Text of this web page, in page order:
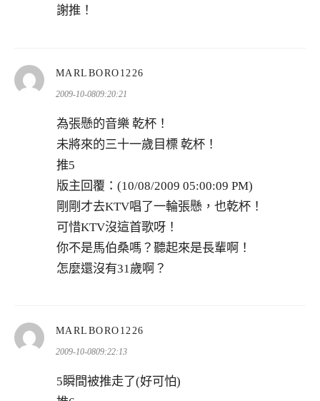
謝推！
MARLBORO1226
2009-10-0809:20:21
為張懸的音樂 乾杯！
未將來的三十一歲目標 乾杯！
推5
版主回覆：(10/08/2009 05:00:09 PM)
剛剛才去KTV唱了一輪張懸，也乾杯！
可惜KTV沒這首歌呀！
你不是馬伯桑嗎？聽起來是長輩啊！
怎麼還沒有31歲啊？
MARLBORO1226
2009-10-0809:22:13
5瞬間被推走了(好可怕)